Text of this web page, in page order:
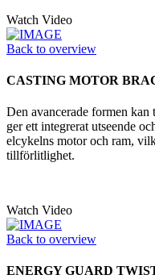
Watch Video
Back to overview
CASTING MOTOR
Den avancerade formen
ger ett integrerat utseende
elcykelns motor och ram,
tillförlitlighet.
Watch Video
Back to overview
ENERGY GUARD